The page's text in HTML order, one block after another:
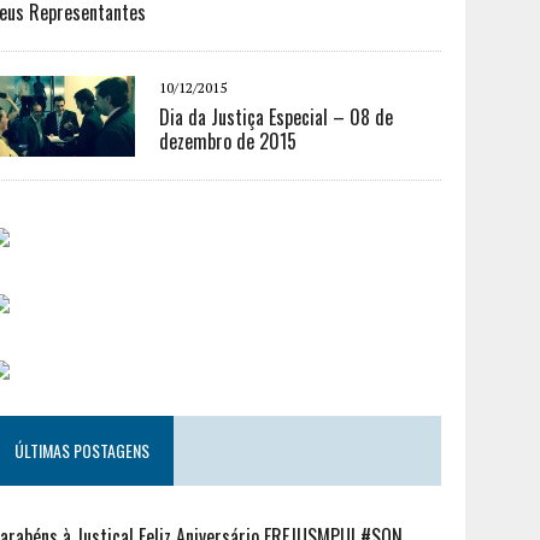
Representantes
10/12/2015
Dia da Justiça Especial – 08 de
dezembro de 2015
ÚLTIMAS POSTAGENS